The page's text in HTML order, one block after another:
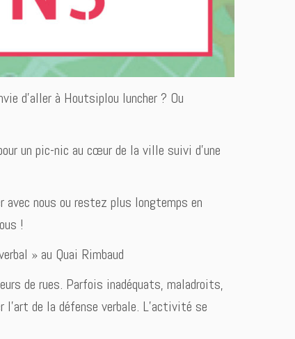
d’aller à Houtsiplou luncher ? Ou
un pic-nic au cœur de la ville suivi d’une
nous ou restez plus longtemps en
!
» au Quai Rimbaud
de rues. Parfois inadéquats, maladroits,
de la défense verbale. L’activité se